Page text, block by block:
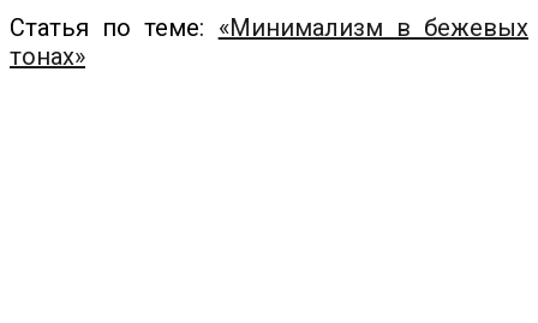
Статья по теме: «Минимализм в бежевых
тонах»